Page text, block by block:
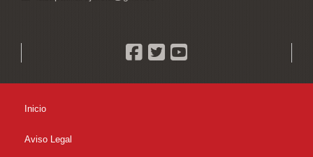
Inicio
Aviso Legal